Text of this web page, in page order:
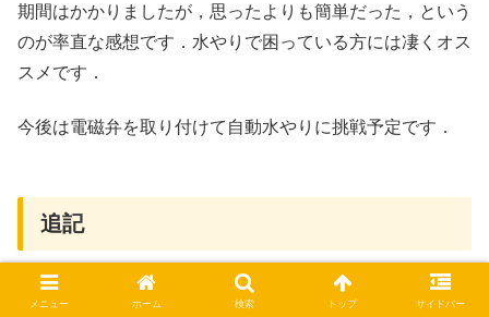
期間はかかりましたが，思ったよりも簡単だった，という
のが率直な感想です．水やりで困っている方には凄くオス
スメです．
今後は電磁弁を取り付けて自動水やりに挑戦予定です．
追記
上記では，一部で HI管を使用していますが，調べて見た
メニュー ホーム 検索 トップ サイドバー